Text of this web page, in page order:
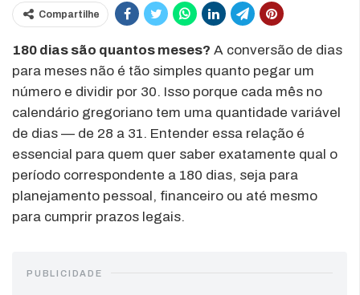
Compartilhe
180 dias são quantos meses? A conversão de dias
para meses não é tão simples quanto pegar um
número e dividir por 30. Isso porque cada mês no
calendário gregoriano tem uma quantidade variável
de dias — de 28 a 31. Entender essa relação é
essencial para quem quer saber exatamente qual o
período correspondente a 180 dias, seja para
planejamento pessoal, financeiro ou até mesmo
para cumprir prazos legais.
PUBLICIDADE